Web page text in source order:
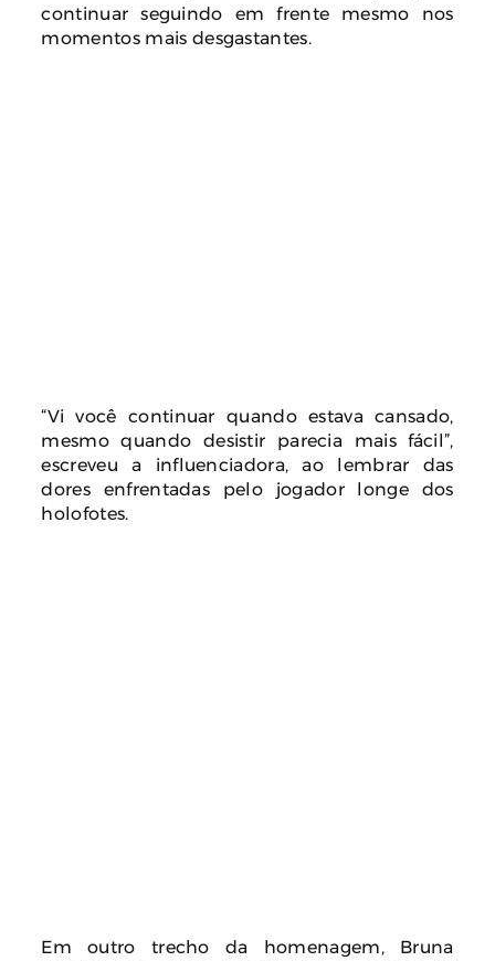
continuar seguindo em frente mesmo nos
momentos mais desgastantes.
“Vi você continuar quando estava cansado,
mesmo quando desistir parecia mais fácil”,
escreveu a influenciadora, ao lembrar das
dores enfrentadas pelo jogador longe dos
holofotes.
Em outro trecho da homenagem, Bruna